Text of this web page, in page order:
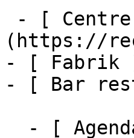
(https://
- [ Fabrik
- [ Bar